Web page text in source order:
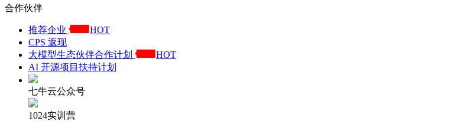
合作伙伴
推荐企业
HOT
CPS 返现
大模型生态伙伴合作计划
HOT
AI 开源项目扶持计划
七牛云公众号
1024实训营